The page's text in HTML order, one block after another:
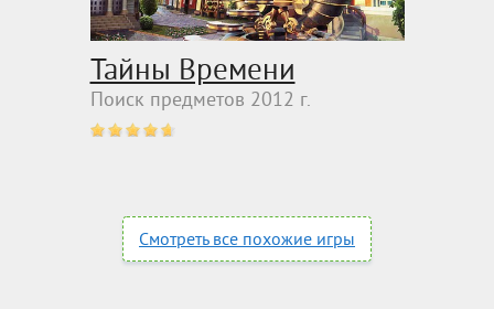
Тайны Времени
Поиск предметов 2012 г.
Смотреть все похожие игры